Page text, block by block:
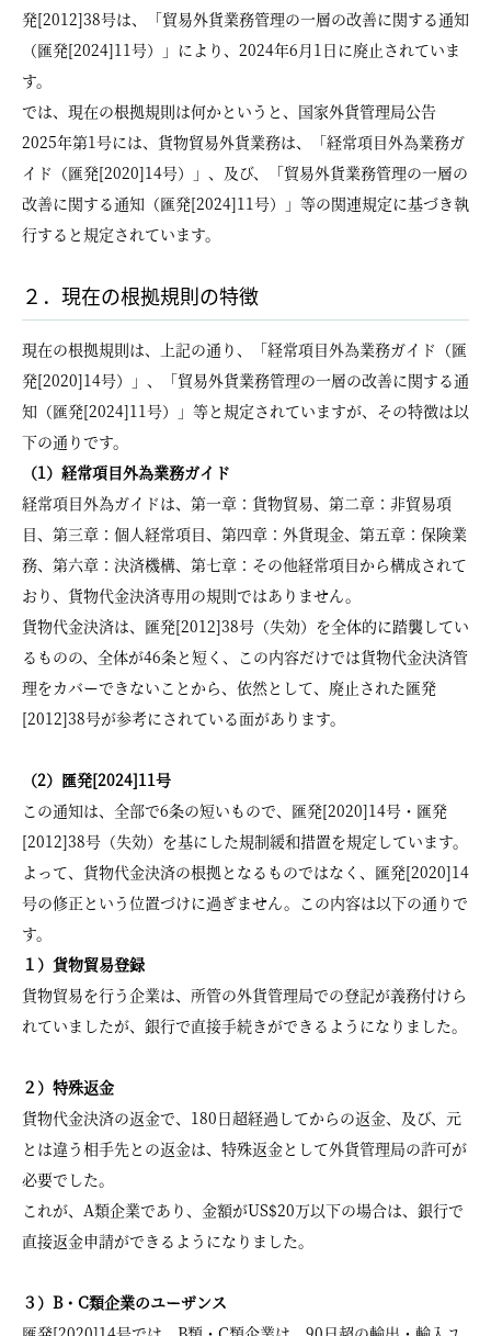
発[2012]38号は、「貿易外貨業務管理の一層の改善に関する通知
（匯発[2024]11号）」により、2024年6月1日に廃止されていま
す。
では、現在の根拠規則は何かというと、国家外貨管理局公告
2025年第1号には、貨物貿易外貨業務は、「経常項目外為業務ガ
イド（匯発[2020]14号）」、及び、「貿易外貨業務管理の一層の
改善に関する通知（匯発[2024]11号）」等の関連規定に基づき執
行すると規定されています。
２．現在の根拠規則の特徴
現在の根拠規則は、上記の通り、「経常項目外為業務ガイド（匯
発[2020]14号）」、「貿易外貨業務管理の一層の改善に関する通
知（匯発[2024]11号）」等と規定されていますが、その特徴は以
下の通りです。
（1）経常項目外為業務ガイド
経常項目外為ガイドは、第一章：貨物貿易、第二章：非貿易項
目、第三章：個人経常項目、第四章：外貨現金、第五章：保険業
務、第六章：決済機構、第七章：その他経常項目から構成されて
おり、貨物代金決済専用の規則ではありません。
貨物代金決済は、匯発[2012]38号（失効）を全体的に踏襲してい
るものの、全体が46条と短く、この内容だけでは貨物代金決済管
理をカバーできないことから、依然として、廃止された匯発
[2012]38号が参考にされている面があります。
（2）匯発[2024]11号
この通知は、全部で6条の短いもので、匯発[2020]14号・匯発
[2012]38号（失効）を基にした規制緩和措置を規定しています。
よって、貨物代金決済の根拠となるものではなく、匯発[2020]14
号の修正という位置づけに過ぎません。この内容は以下の通りで
す。
１）貨物貿易登録
貨物貿易を行う企業は、所管の外貨管理局での登記が義務付けら
れていましたが、銀行で直接手続きができるようになりました。
２）特殊返金
貨物代金決済の返金で、180日超経過してからの返金、及び、元
とは違う相手先との返金は、特殊返金として外貨管理局の許可が
必要でした。
これが、A類企業であり、金額がUS$20万以下の場合は、銀行で
直接返金申請ができるようになりました。
３）B・C類企業のユーザンス